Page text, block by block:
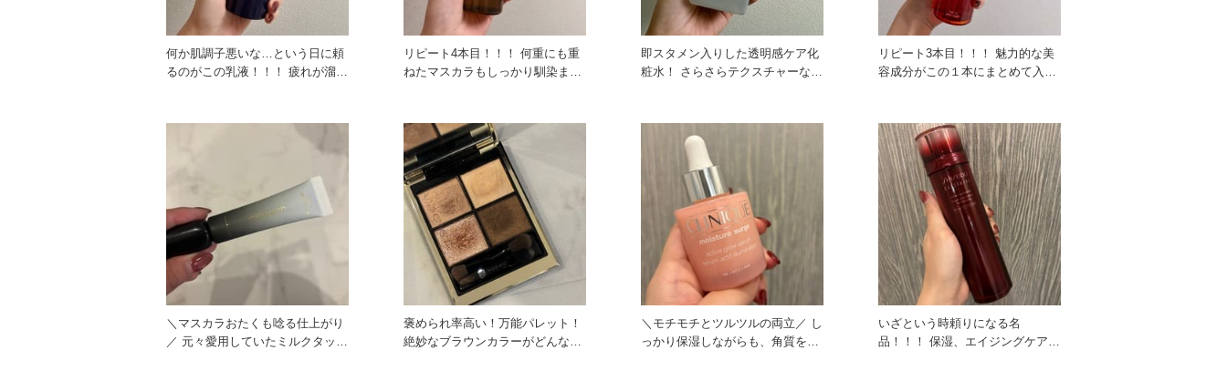
何か肌調子悪いな…という日に頼
るのがこの乳液！！！ 疲れが溜ま
リピート4本目！！！ 何重にも重
ねたマスカラもしっかり馴染ませ
即スタメン入りした透明感ケア化
粧水！ さらさらテクスチャーなの
リピート3本目！！！ 魅力的な美
容成分がこの１本にまとめて入っ
＼マスカラおたくも唸る仕上がり
／ 元々愛用していたミルクタッチ
褒められ率高い！万能パレット！
絶妙なブラウンカラーがどんな服
＼モチモチとツルツルの両立／ し
っかり保湿しながらも、角質をや
いざという時頼りになる名
品！！！ 保湿、エイジングケア